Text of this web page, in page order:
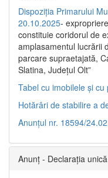
Dispoziția Primarului
20.10.2025-
constituie coridorul de
amplasamentul lucrării
parcare supraetajată,
Slatina, Județul Olt”
Tabel cu imobilele și cu
Hotărâri de stabilire a
Anunțul nr. 18594/
Anunț - Declarația